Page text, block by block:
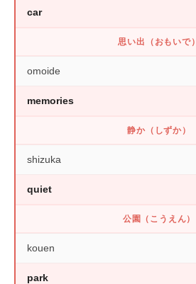
car
思い出（おもいで）
omoide
memories
静か（しずか）
shizuka
quiet
公園（こうえん）
kouen
park